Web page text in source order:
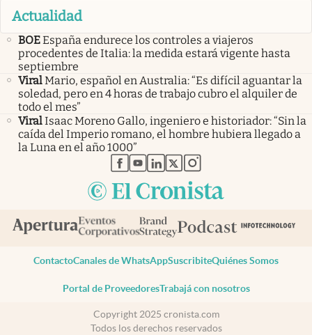
Actualidad
BOEEspaña endurece los controles a viajeros
procedentes de Italia: la medida estará vigente hasta
septiembre
ViralMario, español en Australia: “Es difícil aguantar la
soledad, pero en 4 horas de trabajo cubro el alquiler de
todo el mes”
ViralIsaac Moreno Gallo, ingeniero e historiador: “Sin la
caída del Imperio romano, el hombre hubiera llegado a
la Luna en el año 1000”
abre en nueva pestaña
abre en nueva pestaña
abre en nueva pestaña
abre en nueva pestaña
abre en nueva pestaña
ContactoCanales de WhatsAppSuscribiteQuiénes Somos
Portal de ProveedoresTrabajá con nosotros
Copyright 2025 cronista.com
Todos los derechos reservados